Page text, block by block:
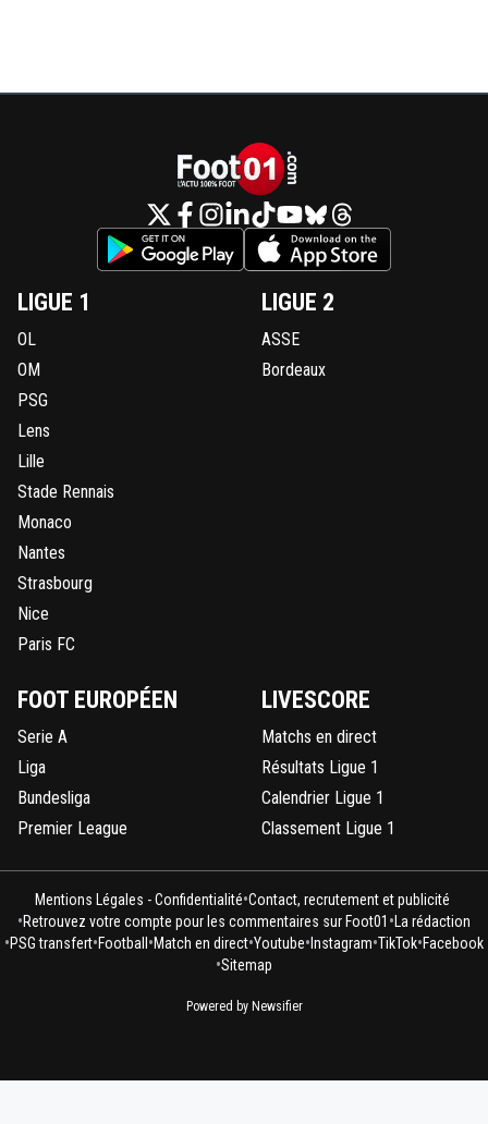
LIGUE 1
OL
OM
PSG
Lens
Lille
Stade Rennais
Monaco
Nantes
Strasbourg
Nice
Paris FC
LIGUE 2
ASSE
Bordeaux
FOOT EUROPÉEN
Serie A
Liga
Bundesliga
Premier League
LIVESCORE
Matchs en direct
Résultats Ligue 1
Calendrier Ligue 1
Classement Ligue 1
Mentions Légales - Confidentialité•Contact, recrutement et publicité
•Retrouvez votre compte pour les commentaires sur Foot01 • La rédaction
•PSG transfert•Football •Match en direct•Youtube• Instagram•TikTok•Facebook
•Sitemap
Powered by Newsifier